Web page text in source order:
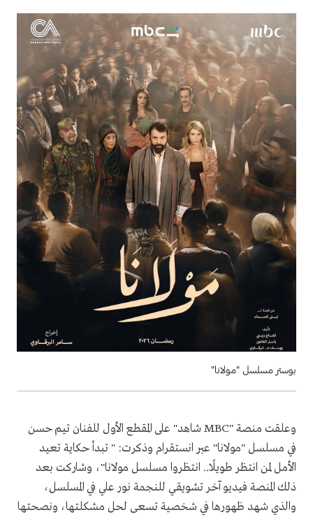
بوستر مسلسل "مولانا"
وعلقت منصة "MBC شاهد" على المقطع الأول للفنان تيم حسن
الأمل لمن انتظر طويلًا.. انتظروا مسلسل مولانا"، وشاركت بعد
ذلك المنصة فيديو آخر تشويقي للنجمة نور علي في المسلسل،
والذي شهد ظهورها في شخصية تسعى لحل مشكلتها، ونصحتها